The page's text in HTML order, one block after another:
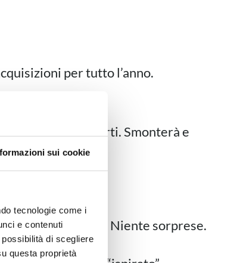
sui cookie
tecnologie come i
e contenuti
di scegliere
questa proprietà
per tutto l’anno.
limiterà a motivarti. Smonterà e
azioni. Niente sorprese.
sì).